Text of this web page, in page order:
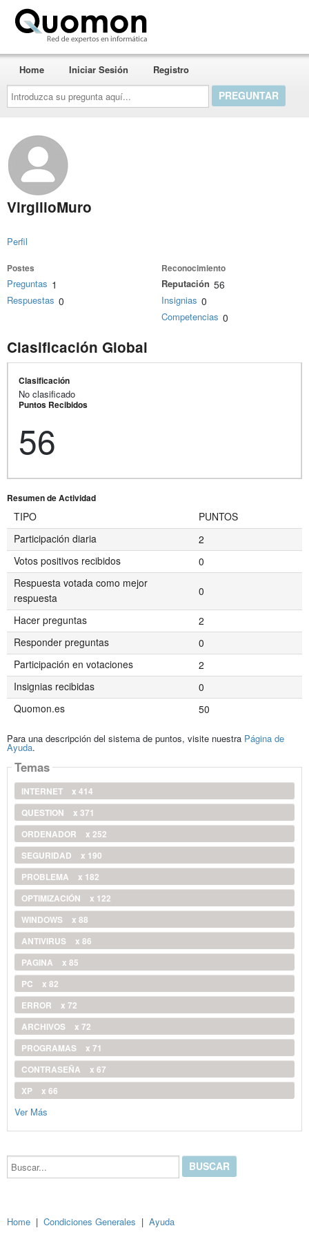
Introduzca
su
pregunta
aquí...
Home Iniciar Sesión Registro
VirgilioMuro
Perfil
Postes
Preguntas 1
Respuestas 0
Reconocimiento
Reputación 56
Insignias 0
Competencias 0
Clasificación Global
Clasificación
No clasificado
Puntos Recibidos
56
Resumen de Actividad
TIPO
PUNTOS
Participación diaria
2
Votos positivos recibidos
0
Respuesta votada como mejor
respuesta
0
Hacer preguntas
2
Responder preguntas
0
Participación en votaciones
2
Insignias recibidas
0
Quomon.es
50
Para una descripción del sistema de puntos, visite nuestra Página de
Ayuda.
Temas
INTERNET
x 414
QUESTION
x 371
ORDENADOR
x 252
SEGURIDAD
x 190
PROBLEMA
x 182
OPTIMIZACIÓN
x 122
WINDOWS
x 88
ANTIVIRUS
x 86
PAGINA
x 85
PC
x 82
ERROR
x 72
ARCHIVOS
x 72
PROGRAMAS
x 71
CONTRASEÑA
x 67
XP
x 66
Ver Más
Buscar...
Home | Condiciones Generales | Ayuda